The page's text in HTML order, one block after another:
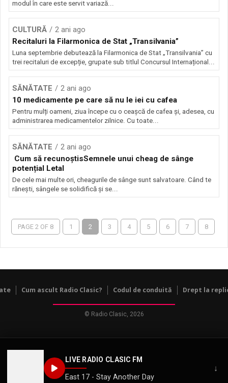
LIVE RADIO CLASIC FM
East 17 - Stay Another Day
↓
modul în care este servit variază...
CULTURĂ
2 ani ago
Recitaluri la Filarmonica de Stat „Transilvania”
Luna septembrie debutează la Filarmonica de Stat „Transilvania” cu
trei recitaluri de excepție, grupate sub titlul Concursul Internațional...
SĂNĂTATE
2 ani ago
10 medicamente pe care să nu le iei cu cafea
Pentru mulți oameni, ziua începe cu o ceașcă de cafea și, adesea, cu
administrarea medicamentelor zilnice. Cu toate...
SĂNĂTATE
2 ani ago
Cum să recunoștisSemnele unui cheag de sânge
potențial Letal
De cele mai multe ori, cheagurile de sânge sunt salvatoare. Când te
rănești, sângele se solidifică și se...
PAGE 2 OF 8 1 2 3 4 5 6 7 8
Cum ascult Radio Clasic? Codul de conduită Drept la
© Radio Clasic, 2026